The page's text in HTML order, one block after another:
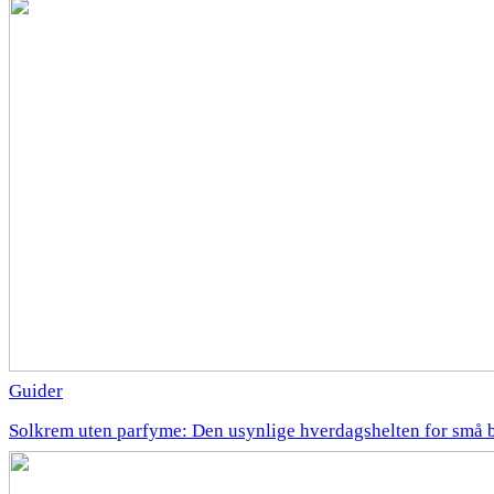
Guider
Solkrem uten parfyme: Den usynlige hverdagshelten for små